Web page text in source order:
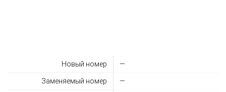
Новый номер —
Заменяемый номер —